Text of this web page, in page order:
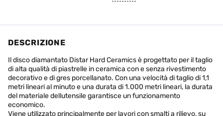
DESCRIZIONE
Il disco diamantato Distar Hard Ceramics è progettato per il taglio
di alta qualità di piastrelle in ceramica con e senza rivestimento
decorativo e di gres porcellanato. Con una velocità di taglio di 1,1
metri lineari al minuto e una durata di 1.000 metri lineari, la durata
del materiale dellutensile garantisce un funzionamento
economico.
Viene utilizzato principalmente per lavori con smalti a rilievo, su